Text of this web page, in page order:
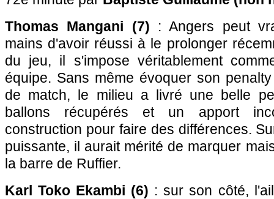
Thomas Mangani (7) : Angers peut
mains d'avoir réussi à le prolonger
du jeu, il s'impose véritablement
équipe. Sans même évoquer son
de match, le milieu a livré une belle
ballons récupérés et un apport
construction pour faire des différences.
puissante, il aurait mérité de marquer
la barre de Ruffier.
Karl Toko Ekambi (6) : sur son côté,